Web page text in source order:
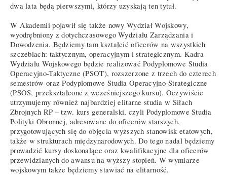
dwa lata będą pierwszymi, którzy uzyskają ten tytuł.
W Akademii pojawił się także nowy Wydział Wojskowy,
wyodrębniony z dotychczasowego Wydziału Zarządzania i
Dowodzenia. Będziemy tam kształcić oficerów na wszystkich
szczeblach: taktycznym, operacyjnym i strategicznym. Kadra
Wydziału Wojskowego będzie realizować Podyplomowe Studia
Operacyjno-Taktyczne (PSOT), rozszerzone z trzech do czterech
semestrów oraz Podyplomowe Studia Operacyjno-Strategiczne
(PSOS, przekształcone z wcześniejszego kursu). Oczywiście
utrzymujemy również najbardziej elitarne studia w Siłach
Zbrojnych RP – tzw. kurs generalski, czyli Podyplomowe Studia
Polityki Obronnej, adresowane do oficerów starszych,
przygotowujących się do objęcia wyższych stanowisk etatowych,
także w strukturach międzynarodowych. Do tego nadal będziemy
prowadzić kursy doskonalące oraz kwalifikacyjne dla oficerów
przewidzianych do awansu na wyższy stopień. W wymiarze
wojskowym także będziemy stawiać na elitarność.